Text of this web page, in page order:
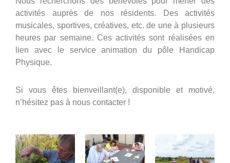
activités auprès de nos résidents. Des activités
musicales, sportives, créatives, etc. de une à plusieurs
heures par semaine. Ces activités sont réalisées en
lien avec le service animation du pôle Handicap
Physique.
Si vous êtes bienveillant(e), disponible et motivé,
n’hésitez pas à nous contacter !